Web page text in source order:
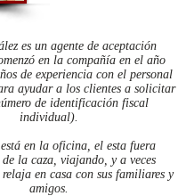
es un agente de aceptación
en la compañía en el año
de experiencia con el personal
ayudar a los clientes a solicitar
de identificación fiscal
individual).
en la oficina, el esta fuera
la caza, viajando, y a veces
relaja en casa con sus familiares y
amigos.